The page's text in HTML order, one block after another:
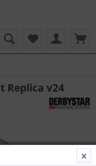
Replica v24